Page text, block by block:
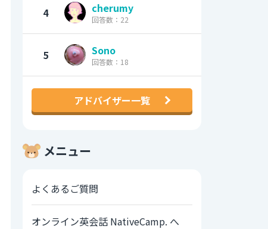
4 cherumy
回答数：22
5 Sono
回答数：18
アドバイザー一覧
メニュー
よくあるご質問
オンライン英会話 NativeCamp. へ